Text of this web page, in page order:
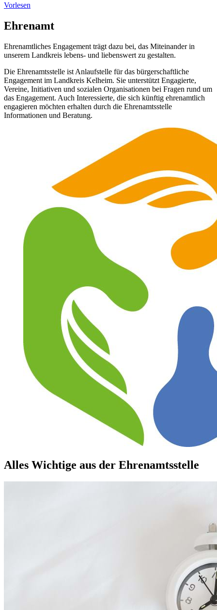
Vorlesen
Ehrenamt
Ehrenamtliches Engagement trägt dazu bei, das Miteinander in
unserem Landkreis lebens- und liebenswert zu gestalten.
Die Ehrenamtsstelle ist Anlaufstelle für das bürgerschaftliche
Engagement im Landkreis Kelheim. Sie unterstützt Engagierte,
Vereine, Initiativen und sozialen Organisationen bei Fragen rund um
das Engagement. Auch Interessierte, die sich künftig ehrenamtlich
engagieren möchten erhalten durch die Ehrenamtsstelle
Informationen und Beratung.
Alles Wichtige aus der Ehrenamtsstelle